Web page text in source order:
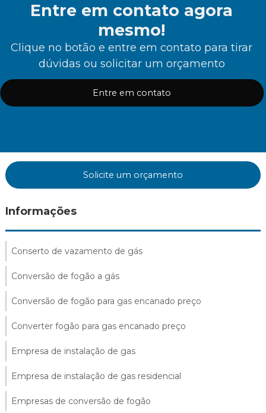
Entre em contato agora
mesmo!
Clique no botão e entre em contato para tirar
dúvidas ou solicitar um orçamento
Entre em contato
Solicite um orçamento
Informações
Conserto de vazamento de gás
Conversão de fogão a gás
Conversão de fogão para gas encanado preço
Converter fogão para gas encanado preço
Empresa de instalação de gas
Empresa de instalação de gas residencial
Empresas de conversão de fogão